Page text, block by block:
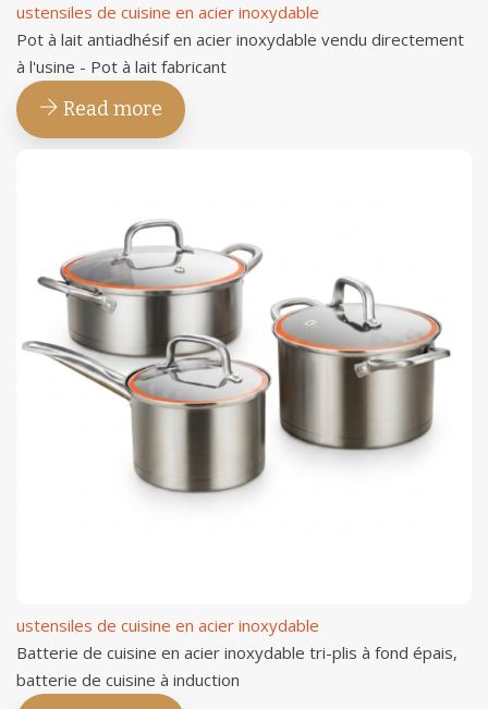
ustensiles de cuisine en acier inoxydable
Pot à lait antiadhésif en acier inoxydable vendu directement
à l'usine - Pot à lait fabricant
Read more
ustensiles de cuisine en acier inoxydable
Batterie de cuisine en acier inoxydable tri-plis à fond épais,
batterie de cuisine à induction